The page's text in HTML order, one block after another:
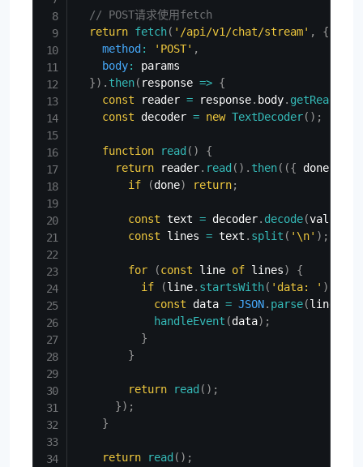
// POST请求使用fetch
return fetch( '/api/v1/chat/stream' ,
{
method : 'POST' ,
body:
params
}) . then( response => {
const reader = response. body. getReader
const decoder = new TextDecoder( ) ;
function read ( )
{
return reader. read ( ) . then( ({ done
if
(done) return;
const text = decoder. decode(value
const lines = text . split ( '\n' ) ;
for (const line of lines)
{
if
(line. startsWith( 'data: ' )
const data = JSON. parse(line
handleEvent (data) ;
}
}
return read ( ) ;
}) ;
}
return read ( ) ;